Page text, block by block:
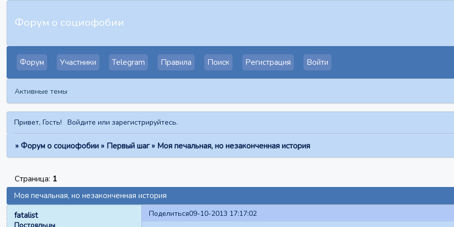
Форум о социофобии
Форум Участники Telegram Правила Поиск Регистрация Войти
Активные темы
Привет, Гость! Войдите илизарегистрируйтесь.
» Форум о социофобии » Первый шаг » Моя печальная, но незаконченная история
Моя печальная, но незаконченная история
Страница: 1
Поделиться09-10-2013 17:17:02
fatalist